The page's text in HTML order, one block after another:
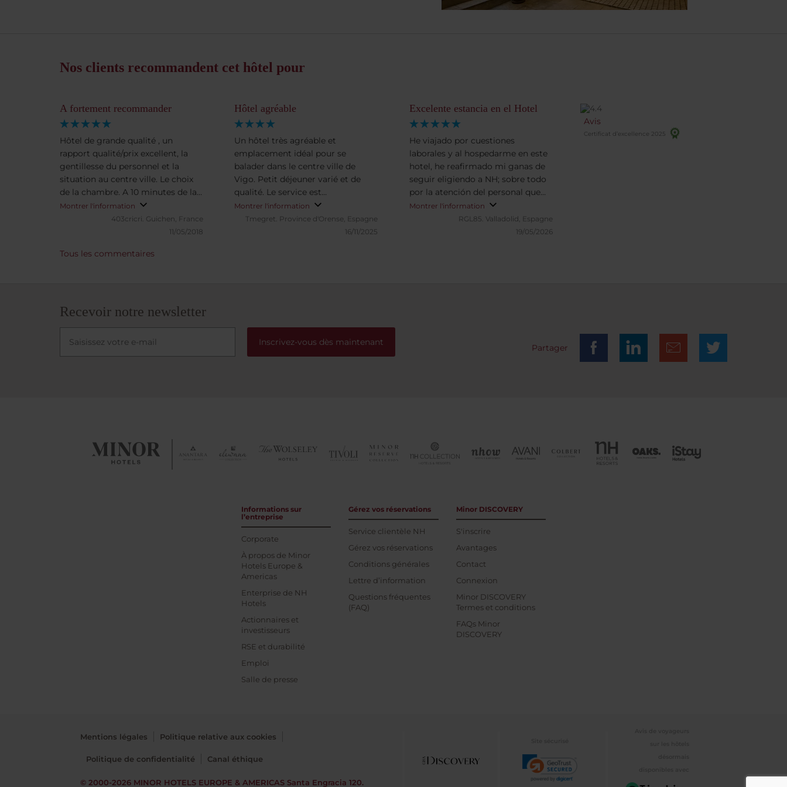
Nos clients recommandent cet hôtel pour
A fortement recommander
Hôtel de grande qualité , un
rapport qualité/prix excellent, la
gentillesse du personnel et la
situation au centre ville. Le choix
de la chambre. A 10 minutes de la
gare ou taxi pas cher. Nous
Montrer l'information
403cricri. Guichen, France
11/05/2018
Hôtel agréable
Un hôtel très agréable et
emplacement idéal pour se
balader dans le centre ville de
Vigo. Petit déjeuner varié et de
qualité. Le service est
irréprochable, je recommande.
Montrer l'information
Tmegret.
Province d'Orense, Espagne
16/11/2025
Excelente estancia en el Hotel
He viajado por cuestiones
laborales y al hospedarme en este
hotel, he reafirmado mi ganas de
seguir eligiendo a NH; sobre todo
por la atención del personal que
allí trabaja y por las instalaciones
en general. La habitación es
espaciosa, limpia y con escritorio
Montrer l'information
RGL85. Valladolid, Espagne
19/05/2026
Avis
Certificat d’excellence 2025
Tous les commentaires
Recevoir notre newsletter
Inscrivez-vous dès maintenant
Partager
Informations sur
l’entreprise
Corporate
À propos de Minor
Hotels Europe &
Americas
Enterprise de NH
Hotels
Actionnaires et
investisseurs
RSE et durabilité
Emploi
Salle de presse
Gérez vos réservations
Service clientèle NH
Gérez vos réservations
Conditions générales
Lettre d’information
Questions fréquentes
(FAQ)
Minor DISCOVERY
S'inscrire
Avantages
Contact
Connexion
Minor DISCOVERY
Termes et conditions
FAQs Minor
DISCOVERY
Mentions légales Politique relative aux cookies
Politique de confidentialité Canal éthique
© 2000-2026 MINOR HOTELS EUROPE & AMERICAS Santa Engracia 120.